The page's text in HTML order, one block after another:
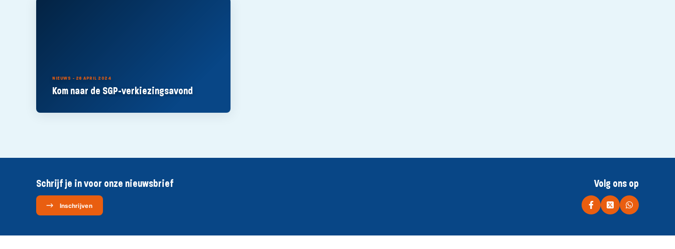
NIEUWS - 26 APRIL 2024
Kom naar de SGP-verkiezingsavond
Schrijf je in voor onze nieuwsbrief
Inschrijven
Volg ons op